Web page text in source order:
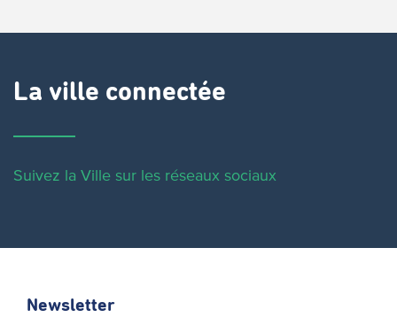
La ville connectée
Suivez la Ville sur les réseaux sociaux
Newsletter